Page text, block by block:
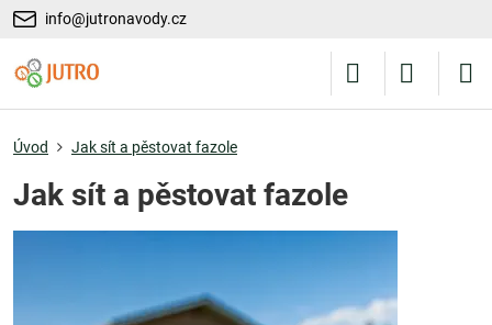
info@jutronavody.cz
Úvod Jak sít a pěstovat fazole
Jak sít a pěstovat fazole